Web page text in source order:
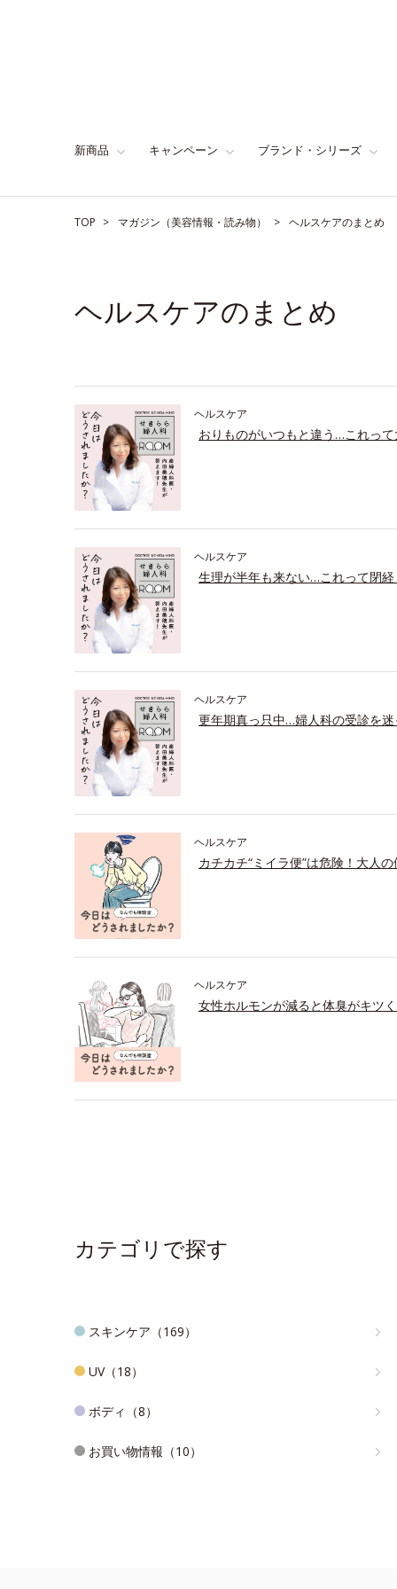
新商品 キャンペーン ブランド・シリーズ
TOP マガジン（美容情報・読み物） ヘルスケアのまとめ
ヘルスケアのまとめ
ヘルスケア
おりものがいつもと違う…これっ
ヘルスケア
生理が半年も来ない…これって閉経
ヘルスケア
更年期真っ只中…婦人科の受診を
ヘルスケア
カチカチ“ミイラ便”は危険！大人
ヘルスケア
女性ホルモンが減ると体臭がキツ
カテゴリで探す
スキンケア（169）
UV（18）
ボディ（8）
お買い物情報（10）